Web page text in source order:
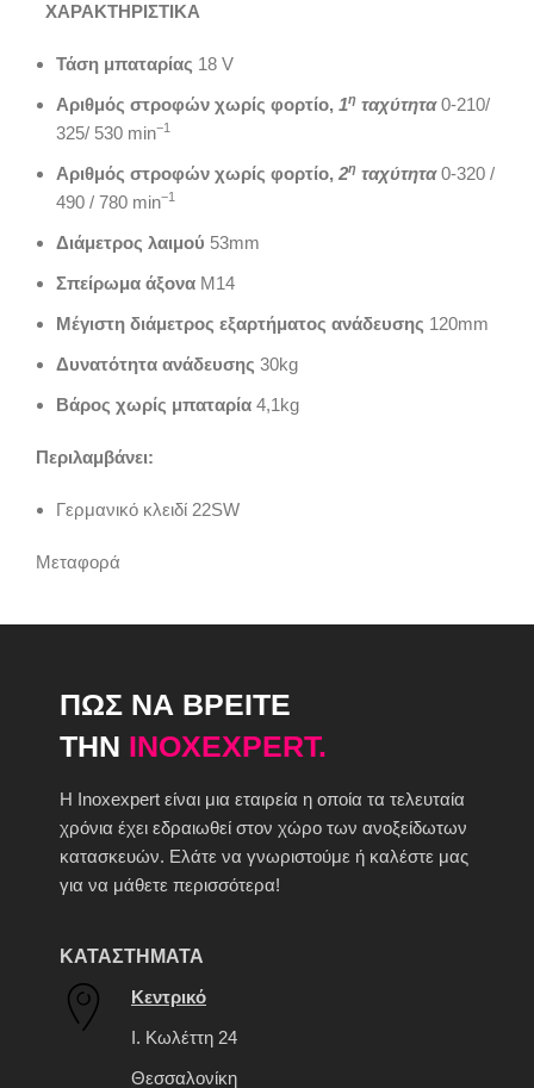
ΧΑΡΑΚΤΗΡΙΣΤΙΚΑ
Τάση μπαταρίας 18 V
Αριθμός στροφών χωρίς φορτίο, 1η ταχύτητα0-210/
325/ 530 min−1
Αριθμός στροφών χωρίς φορτίο, 2η ταχύτητα0-320 /
490 / 780 min−1
Διάμετρος λαιμού 53mm
Σπείρωμα άξονα M14
Μέγιστη διάμετρος εξαρτήματος ανάδευσης 120mm
Δυνατότητα ανάδευσης 30kg
Βάρος χωρίς μπαταρία 4,1kg
Περιλαμβάνει:
Γερμανικό κλειδί 22SW
Μεταφορά
ΠΩΣ ΝΑ ΒΡΕΙΤΕ
ΤΗΝ INOXEXPERT.
H Inoxexpert είναι μια εταιρεία η οποία τα τελευταία
χρόνια έχει εδραιωθεί στον χώρο των ανοξείδωτων
κατασκευών. Ελάτε να γνωριστούμε ή καλέστε μας
για να μάθετε περισσότερα!
ΚΑΤΑΣΤΗΜΑΤΑ
Κεντρικό
Ι. Κωλέττη 24
Θεσσαλονίκη